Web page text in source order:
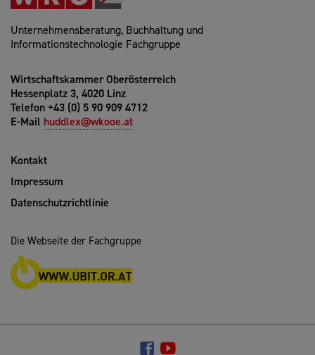
Unternehmensberatung, Buchhaltung und
Informationstechnologie Fachgruppe
Wirtschaftskammer Oberösterreich
Hessenplatz 3, 4020 Linz
Telefon +43 (0) 5 90 909 4712
E-Mail huddlex@wkooe.at
Kontakt
Impressum
Datenschutzrichtlinie
Die Webseite der Fachgruppe